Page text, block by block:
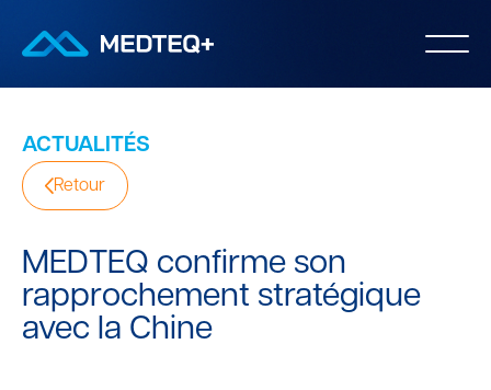
ACTUALITÉS
Retour
MEDTEQ confirme son
rapprochement stratégique
avec la Chine